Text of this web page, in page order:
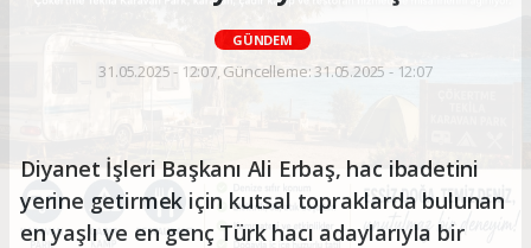
GÜNDEM
31.05.2025 - 12:07, Güncelleme: 31.05.2025 - 12:07
Diyanet İşleri Başkanı Ali Erbaş, hac ibadetini
yerine getirmek için kutsal topraklarda bulunan
en yaşlı ve en genç Türk hacı adaylarıyla bir